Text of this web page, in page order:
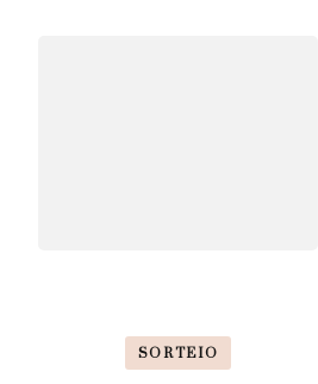
SORTEIO